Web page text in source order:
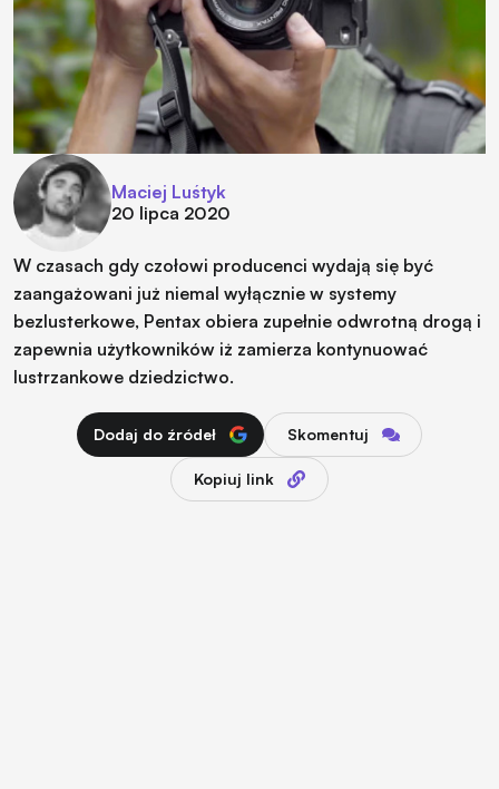
Maciej Luśtyk
20 lipca 2020
W czasach gdy czołowi producenci wydają się być
zaangażowani już niemal wyłącznie w systemy
bezlusterkowe, Pentax obiera zupełnie odwrotną drogą i
zapewnia użytkowników iż zamierza kontynuować
lustrzankowe dziedzictwo.
Dodaj do źródeł Skomentuj
Kopiuj link